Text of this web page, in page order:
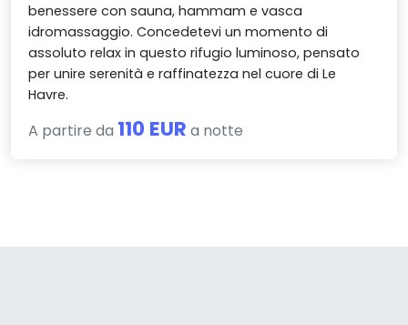
benessere con sauna, hammam e vasca
idromassaggio. Concedetevi un momento di
assoluto relax in questo rifugio luminoso, pensato
per unire serenità e raffinatezza nel cuore di Le
Havre.
A partire da 110 EUR a notte